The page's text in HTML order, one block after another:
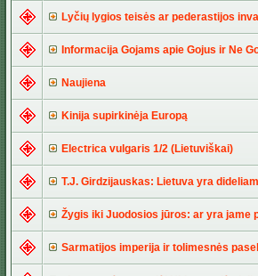
Lyčių lygios teisės ar pederastijos
Informacija Gojams apie Gojus ir Ne
Naujiena
Kinija supirkinėja Europą
Electrica vulgaris 1/2 (Lietuviškai)
T.J. Girdzijauskas: Lietuva yra
Žygis iki Juodosios jūros: ar yra jame
Sarmatijos imperija ir tolimesnės